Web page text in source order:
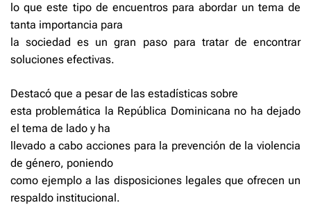
lo que este tipo de encuentros para abordar un tema de
tanta importancia para
la sociedad es un gran paso para tratar de encontrar
soluciones efectivas.
Destacó que a pesar de las estadísticas sobre
esta problemática la República Dominicana no ha dejado
el tema de lado y ha
llevado a cabo acciones para la prevención de la violencia
de género, poniendo
como ejemplo a las disposiciones legales que ofrecen un
respaldo institucional.